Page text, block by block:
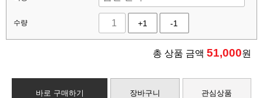
수량 +1 -1
총 상품 금액 51,000원
바로 구매하기 장바구니 관심상품